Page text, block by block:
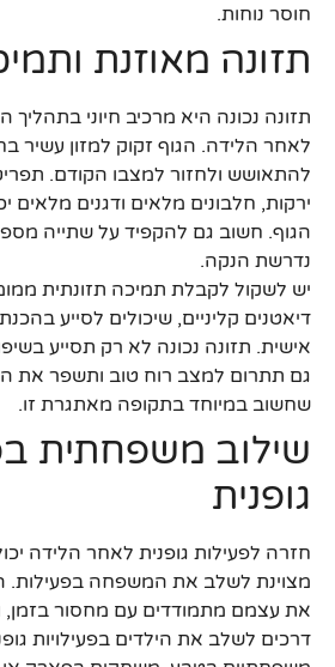
חוסר נוחות.
תזונה מאוזנת
תזונה נכונה היא מרכיב חיוני בתהליך
לאחר הלידה. הגוף זקוק למזון עשיר
להתאושש ולחזור למצבו הקודם.
ירקות, חלבונים מלאים ודגנים מלאים
הגוף. חשוב גם להקפיד על שתייה
נדרשת הנקה.
יש לשקול לקבלת תמיכה תזונתית
דיאטנים קליניים, שיכולים לסייע
אישית. תזונה נכונה לא רק תסייע
גם תתרום למצב רוח טוב ותשפר את
שחשוב במיוחד בתקופה מאתגרת זו.
שילוב משפחתית
גופנית
חזרה לפעילות גופנית לאחר הלידה
מצוינת לשלב את המשפחה בפעילות.
את עצמם מתמודדים עם מחסור בזמן,
דרכים לשלב את הילדים בפעילויות